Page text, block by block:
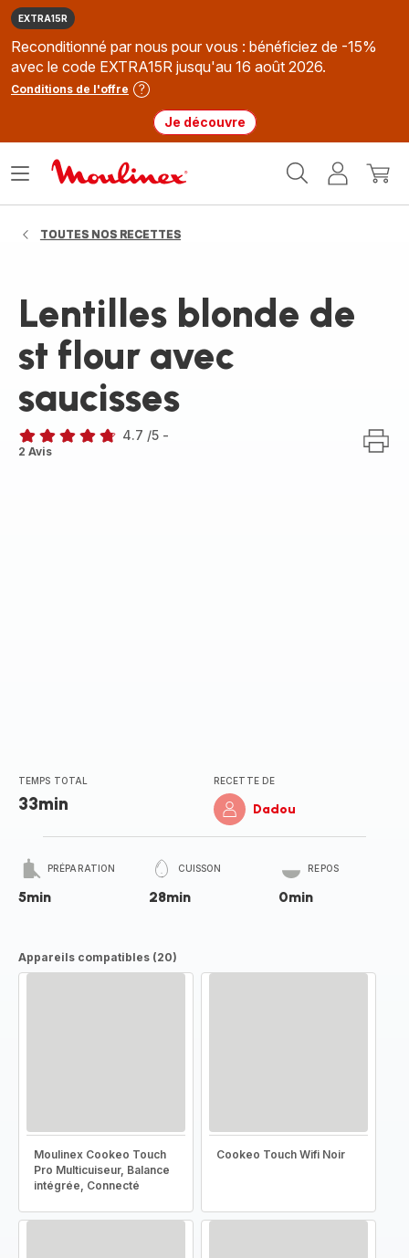
EXTRA15R
Reconditionné par nous pour vous : bénéficiez de -15%
avec le code EXTRA15R jusqu'au 16 août 2026.
Conditions de l'offre
Je découvre
MonMon
Ouvrir
TOUTES NOS RECETTES
Lentilles blonde de
st flour avec
saucisses
ratings.4.7
4.7 /5 -
2 Avis
TEMPS TOTAL
33min
RECETTE DE
Dadou
PRÉPARATION
5min
CUISSON
28min
REPOS
0min
Appareils compatibles (20)
Moulinex Cookeo Touch
Pro Multicuiseur, Balance
intégrée, Connecté
Cookeo Touch Wifi Noir